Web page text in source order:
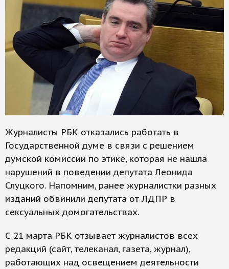
Журналисты РБК отказались работать в
Государственной думе в связи с решением
думской комиссии по этике, которая не нашла
нарушений в поведении депутата Леонида
Слуцкого. Напомним, ранее журналистки разных
изданий обвинили депутата от ЛДПР в
сексуальных домогательствах.
С 21 марта РБК отзывает журналистов всех
редакций (сайт, телеканал, газета, журнал),
работающих над освещением деятельности